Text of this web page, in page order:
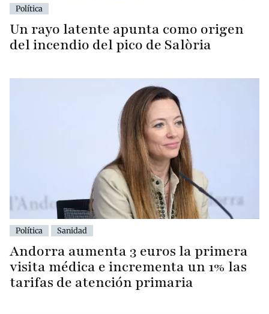
Política
Un rayo latente apunta como origen
del incendio del pico de Salòria
Política Sanidad
Andorra aumenta 3 euros la primera
visita médica e incrementa un 1% las
tarifas de atención primaria